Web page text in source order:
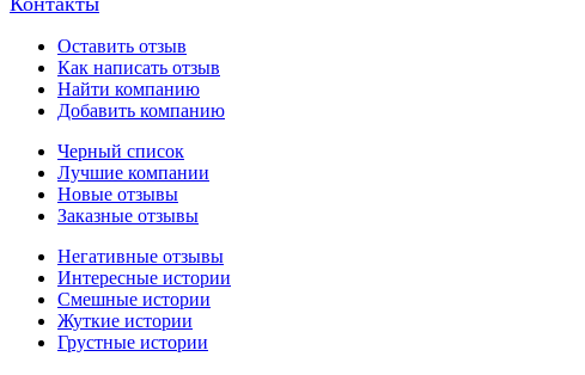
Оставить отзыв
Как написать отзыв
Найти компанию
Добавить компанию
Черный список
Лучшие компании
Новые отзывы
Заказные отзывы
Негативные отзывы
Интересные истории
Смешные истории
Жуткие истории
Грустные истории